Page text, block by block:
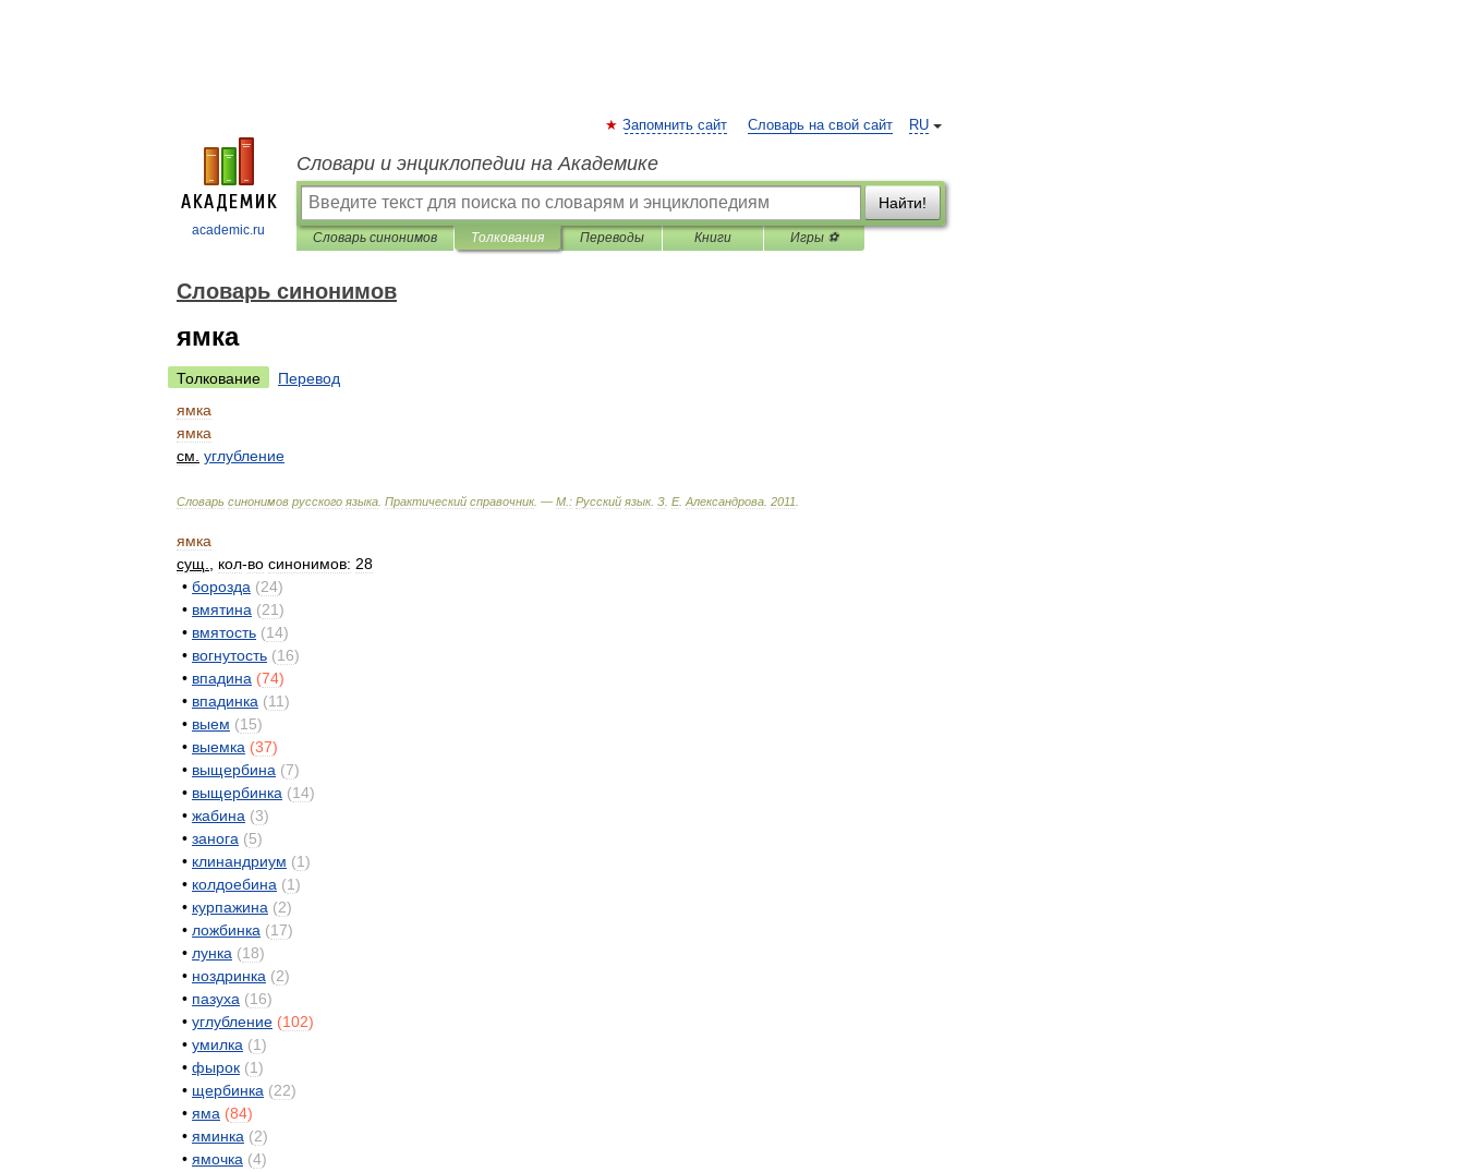
academic.ru
RU
Запомнить сайт Словарь на свой сайт
Словари и энциклопедии на Академике
Найти!
Словарь синонимов Толкования Переводы Книги Игры ⚽
Словарь синонимов
ямка
Толкование
Перевод
ямка
ямка
см углубление
Словарь синонимов русского языка Практический справочник. — М : Русский язык. З Е. Александрова 2011
ямка
сущ
кол-во синонимов: 28
• борозда (24)
• вмятина (21)
• вмятость (14)
• вогнутость (16)
• впадина (74)
• впадинка (11)
• выем (15)
• выемка (37)
• выщербина (7)
• выщербинка (14)
• жабина (3)
• занога (5)
• клинандриум (1)
• колдоебина (1)
• курпажина (2)
• ложбинка (17)
• лунка (18)
• ноздринка (2)
• пазуха (16)
• углубление (102)
• умилка (1)
• фырок (1)
• щербинка (22)
• яма (84)
• яминка (2)
• ямочка (4)